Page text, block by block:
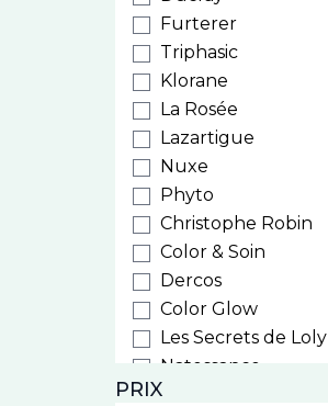
Furterer
Triphasic
Klorane
La Rosée
Lazartigue
Nuxe
Phyto
Christophe Robin
Color & Soin
Dercos
Color Glow
Les Secrets de Loly
Natessance
Weleda
PRIX